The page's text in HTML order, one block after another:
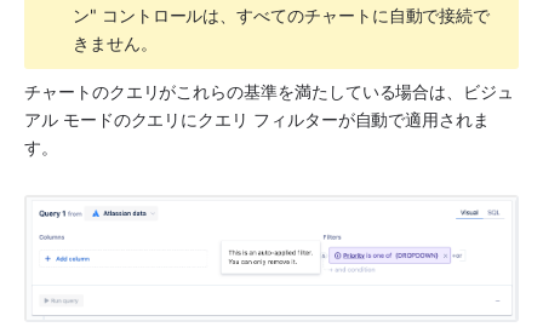
ン" コントロールは、すべてのチャートに自動で接続で
きません。
チャートのクエリがこれらの基準を満たしている場合は、ビジュ
アル モードのクエリにクエリ フィルターが自動で適用されま
す。